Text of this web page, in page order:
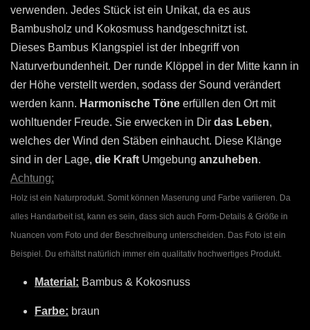
verwenden. Jedes Stück ist ein Unikat, da es aus
Bambusholz und Kokosmuss handgeschnitzt ist.
Dieses Bambus Klangspiel ist der Inbegriff von
Naturverbundenheit. Der runde Klöppel in der Mitte kann in
der Höhe verstellt werden, sodass der Sound verändert
werden kann. Harmonische Töne erfüllen den Ort mit
wohltuender Freude. Sie erwecken in Dir das Leben,
welches der Wind den Stäben einhaucht. Diese Klänge
sind in der Lage, die Kraft Umgebung anzuheben.
Achtung:
Holz ist ein Naturprodukt. Somit können Maserung und Farbe variieren. Da
alles Handarbeit ist, kann es sein, dass sich auch Form-Details & Größe in
Nuancen vom Foto und der Beschreibung unterscheiden. Das Foto ist ein
Beispiel. Du erhältst natürlich immer ein qualitativ hochwertiges Produkt.
Material: Bambus & Kokosnuss
Farbe: braun